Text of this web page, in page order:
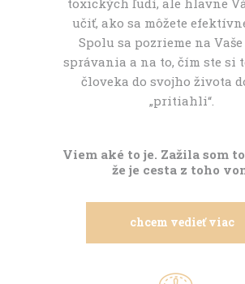
toxických ľudí, ale hlavne
učiť, ako sa môžete
Spolu sa pozrieme na
správania a na to, čím ste si
človeka do svojho života
„pritiahli“.
Viem aké to je. Zažila som
že je cesta z toho
chcem vedieť viac